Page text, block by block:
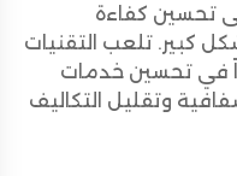
تحسين كفاءة
كبير. تلعب التقنيات
في تحسين خدمات
وتقليل التكاليف